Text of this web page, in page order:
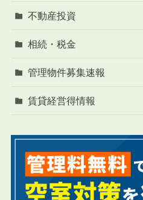
不動産投資
相続・税金
管理物件募集速報
賃貸経営得情報